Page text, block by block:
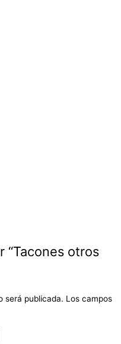
“Tacones otros
será publicada. Los campos